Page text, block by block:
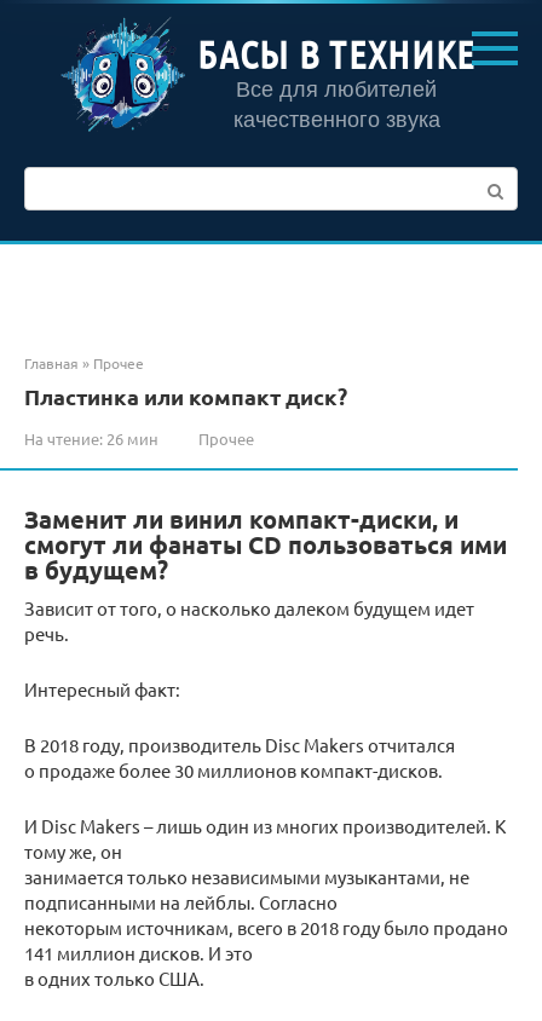
контенту
БАСЫ В ТЕХНИКЕ
Все для любителей
качественного звука
Главная » Прочее
Пластинка или компакт диск?
На чтение: 26 мин Прочее
Заменит ли винил компакт-диски, и
смогут ли фанаты CD пользоваться ими
в будущем?
Зависит от того, о насколько далеком будущем идет
речь.
Интересный факт:
В 2018 году, производитель Disc Makers отчитался
о продаже более 30 миллионов компакт-дисков.
И Disc Makers – лишь один из многих производителей. К
тому же, он
занимается только независимыми музыкантами, не
подписанными на лейблы. Согласно
некоторым источникам, всего в 2018 году было продано
141 миллион дисков. И это
в одних только США.